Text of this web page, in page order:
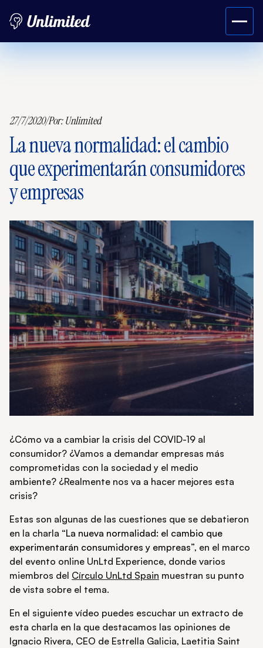
27/7/2020/Por:Unlimited
La nueva normalidad: el cambio
que experimentarán consumidores
y empresas
¿Cómo va a cambiar la crisis del COVID-19 al
consumidor? ¿Vamos a demandar empresas más
comprometidas con la sociedad y el medio
ambiente? ¿Realmente nos va a hacer mejores esta
crisis?
Estas son algunas de las cuestiones que se debatieron
en la charla “La nueva normalidad: el cambio que
experimentarán consumidores y empreas”, en el marco
del evento online UnLtd Experience, donde varios
miembros del Círculo UnLtd Spain muestran su punto
de vista sobre el tema.
En el siguiente vídeo puedes escuchar un extracto de
esta charla en la que destacamos las opiniones de
Ignacio Rivera, CEO de Estrella Galicia, Laetitia Saint